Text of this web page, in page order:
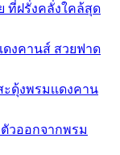
ที่ฝรั่งคลั่งใคล้สุด
ดงคานส์ สวยฟาด
ดุ้งพรมเเดงคาน
วออกจากพรม